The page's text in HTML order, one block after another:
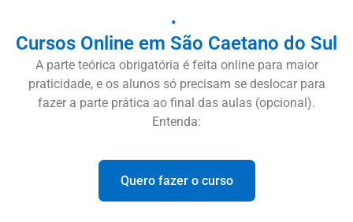
Cursos Online em São Caetano do Sul
A parte teórica obrigatória é feita online para maior
praticidade, e os alunos só precisam se deslocar para
fazer a parte prática ao final das aulas (opcional).
Entenda:
Quero fazer o curso